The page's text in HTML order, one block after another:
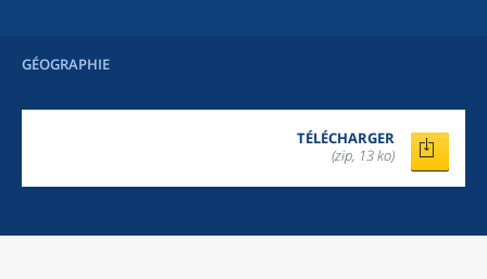
GÉOGRAPHIE
TÉLÉCHARGER
(zip, 13 ko)